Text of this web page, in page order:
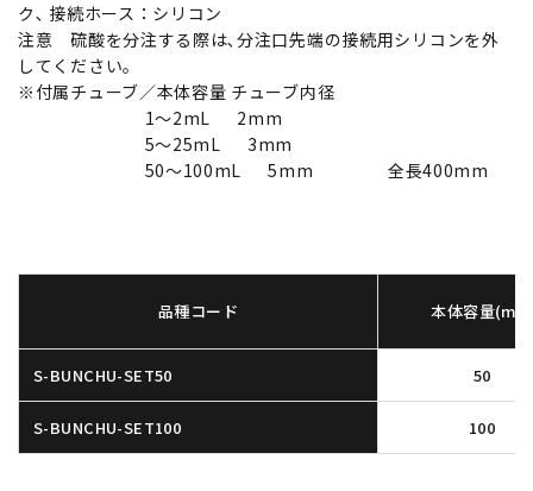
ク､ 接続ホース：シリコン
注意 硫酸を分注する際は､分注口先端の接続用シリコンを外
してください。
※付属チューブ／本体容量 チューブ内径
1〜2mL 2mm
5〜25mL 3mm
50〜100mL 5mm 全長400mm
品種コード 本体容量(mL)
S-BUNCHU-SET50 50
S-BUNCHU-SET100 100